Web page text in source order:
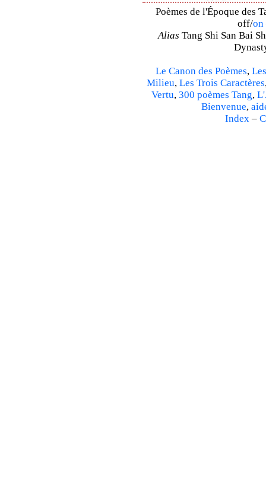
Poèmes de l'Époque des
off/on
Alias Tang Shi San Bai
Le Canon des Poèmes,
Milieu, Les Trois Caractères
Vertu, 300 poèmes Tang,
Bienvenue,
Index–